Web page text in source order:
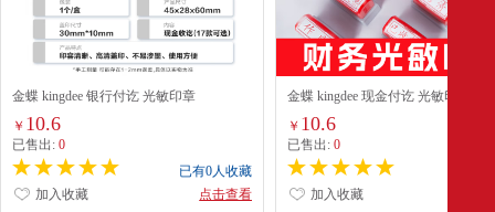
金蝶 kingdee 银行付讫 光敏印章
￥ 10.6
已售出: 0
已有0人收藏
点击查看
加入收藏
金蝶 kingdee 现金付讫 光敏印章?
￥ 10.6
已售出:0
加入收藏